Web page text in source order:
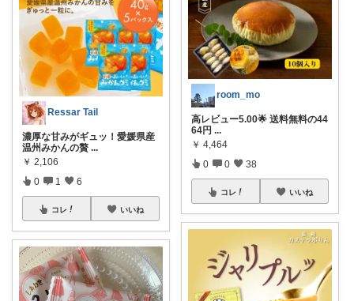
Ressar Tail
濃厚な甘みがギュッ！愛媛県産
温州みかんの贅 ...
￥ 2,106
0 1 6
コレ いいね
room_mo
高レビュー5.00🌟 送料無料の44
64円 ...
￥ 4,464
0 0 38
コレ いいね